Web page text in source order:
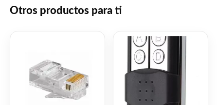
desde cualquier lugar donde el Usuario tenga
dispositivo esté conectado a un enrutador
Shelly Pro Dual Cover PM tiene una interfaz
web incorporada que se puede utilizar para
monitorear y controlar el dispositivo, así
Otros productos para ti